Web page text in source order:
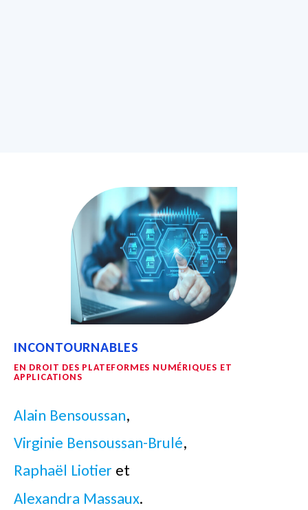
INCONTOURNABLES
EN DROIT DES PLATEFORMES NUMÉRIQUES ET
APPLICATIONS
Alain Bensoussan,
Virginie Bensoussan-Brulé,
Raphaël Liotier et
Alexandra Massaux.